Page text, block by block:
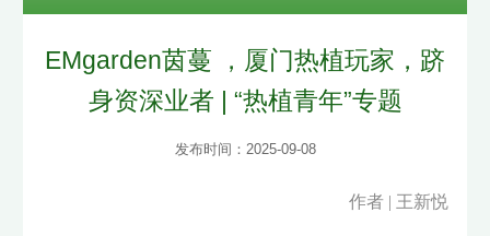
EMgarden茵蔓 ，厦门热植玩家，跻
身资深业者 | “热植青年”专题
发布时间：2025-09-08
作者 | 王新悦